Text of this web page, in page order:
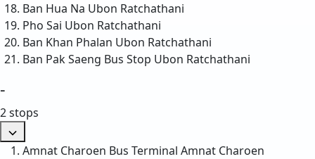
Ban Hua Na Ubon Ratchathani
Pho Sai Ubon Ratchathani
Ban Khan Phalan Ubon Ratchathani
Ban Pak Saeng Bus Stop Ubon Ratchathani
-
2 stops
Amnat Charoen Bus Terminal Amnat Charoen